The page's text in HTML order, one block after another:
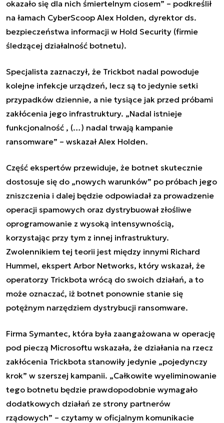
okazało się dla nich śmiertelnym ciosem” – podkreślił
na łamach CyberScoop Alex Holden, dyrektor ds.
bezpieczeństwa informacji w Hold Security (firmie
śledzącej działalność botnetu).
Specjalista zaznaczył, że Trickbot nadal powoduje
kolejne infekcje urządzeń, lecz są to jedynie setki
przypadków dziennie, a nie tysiące jak przed próbami
zakłócenia jego infrastruktury. „Nadal istnieje
funkcjonalność , (…) nadal trwają kampanie
ransomware” – wskazał Alex Holden.
Część ekspertów przewiduje, że botnet skutecznie
dostosuje się do „nowych warunków” po próbach jego
zniszczenia i dalej będzie odpowiadał za prowadzenie
operacji spamowych oraz dystrybuował złośliwe
oprogramowanie z wysoką intensywnością,
korzystając przy tym z innej infrastruktury.
Zwolennikiem tej teorii jest między innymi Richard
Hummel, ekspert Arbor Networks, który wskazał, że
operatorzy Trickbota wrócą do swoich działań, a to
może oznaczać, iż botnet ponownie stanie się
potężnym narzędziem dystrybucji ransomware.
Firma Symantec, która była zaangażowana w operację
pod pieczą Microsoftu wskazała, że działania na rzecz
zakłócenia Trickbota stanowiły jedynie „pojedynczy
krok” w szerszej kampanii. „Całkowite wyeliminowanie
tego botnetu będzie prawdopodobnie wymagało
dodatkowych działań ze strony partnerów
rządowych” – czytamy w oficjalnym komunikacie